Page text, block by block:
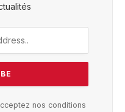
nos conditions